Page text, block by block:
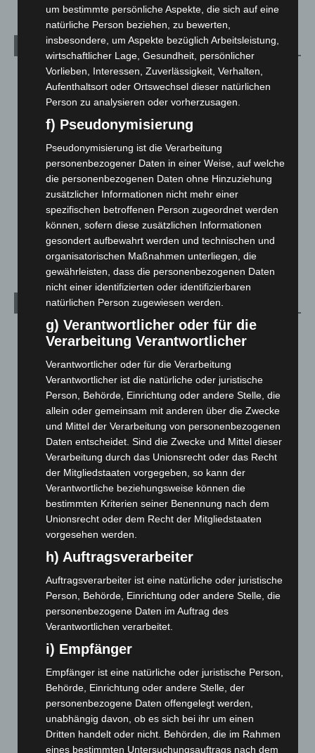
Kategorien
Blaulicht
Corona-News
Hannover und Region
Leserbriefe
Menschen
Veranstaltungen
1.269
Archiv
August 2026(9)
Juni 2026(139)
Mai 2026(99)
April 2026 (99)
März 2026 (115)
Februar 2026(109)
Januar 2026(122)
Dezember 2025(103)
November 2025(114)
Oktober 2025
September 2025(93)
August 2025(90)
Juli 2025(90)
Juni 2025(103)
Mai 2025(112)
April 2025(88)
März 2025(111)
Februar 2025
(96)
Januar 2025 (88)
um bestimmte persönliche Aspekte, die sich auf eine
natürliche Person beziehen, zu bewerten,
insbesondere, um Aspekte bezüglich Arbeitsleistung,
wirtschaftlicher Lage, Gesundheit, persönlicher
Vorlieben, Interessen, Zuverlässigkeit, Verhalten,
Aufenthaltsort oder Ortswechsel dieser natürlichen
Person zu analysieren oder vorherzusagen.
f) Pseudonymisierung
Pseudonymisierung ist die Verarbeitung
personenbezogener Daten in einer Weise, auf welche
die personenbezogenen Daten ohne Hinzuziehung
zusätzlicher Informationen nicht mehr einer
spezifischen betroffenen Person zugeordnet werden
können, sofern diese zusätzlichen Informationen
gesondert aufbewahrt werden und technischen und
organisatorischen Maßnahmen unterliegen, die
gewährleisten, dass die personenbezogenen Daten
nicht einer identifizierten oder identifizierbaren
natürlichen Person zugewiesen werden.
g) Verantwortlicher oder für die
Verarbeitung Verantwortlicher
Verantwortlicher oder für die Verarbeitung
Verantwortlicher ist die natürliche oder juristische
Person, Behörde, Einrichtung oder andere Stelle, die
allein oder gemeinsam mit anderen über die Zwecke
und Mittel der Verarbeitung von personenbezogenen
Daten entscheidet. Sind die Zwecke und Mittel dieser
Verarbeitung durch das Unionsrecht oder das Recht
der Mitgliedstaaten vorgegeben, so kann der
Verantwortliche beziehungsweise können die
bestimmten Kriterien seiner Benennung nach dem
Unionsrecht oder dem Recht der Mitgliedstaaten
vorgesehen werden.
h) Auftragsverarbeiter
Auftragsverarbeiter ist eine natürliche oder juristische
Person, Behörde, Einrichtung oder andere Stelle, die
personenbezogene Daten im Auftrag des
Verantwortlichen verarbeitet.
i) Empfänger
Empfänger ist eine natürliche oder juristische Person,
Behörde, Einrichtung oder andere Stelle, der
personenbezogene Daten offengelegt werden,
unabhängig davon, ob es sich bei ihr um einen
Dritten handelt oder nicht. Behörden, die im Rahmen
eines bestimmten Untersuchungsauftrags nach dem